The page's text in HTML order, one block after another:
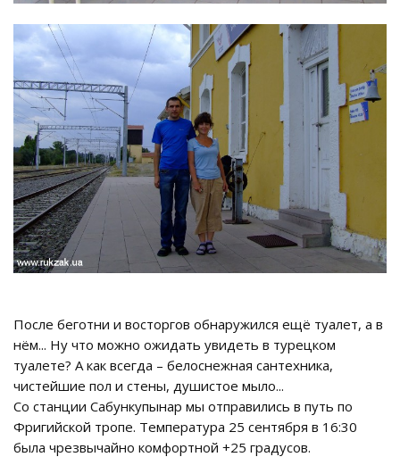
После беготни и восторгов обнаружился ещё туалет, а в
нём... Ну что можно ожидать увидеть в турецком
туалете? А как всегда – белоснежная сантехника,
чистейшие пол и стены, душистое мыло...
Со станции Сабункупынар мы отправились в путь по
Фригийской тропе. Температура 25 сентября в 16:30
была чрезвычайно комфортной +25 градусов.